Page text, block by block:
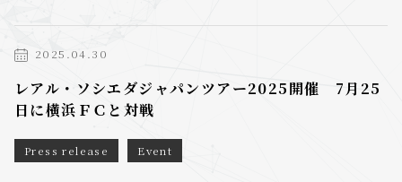
2025.04.30
レアル・ソシエダジャパンツアー2025開催 7月25
日に横浜ＦＣと対戦
Press release Event